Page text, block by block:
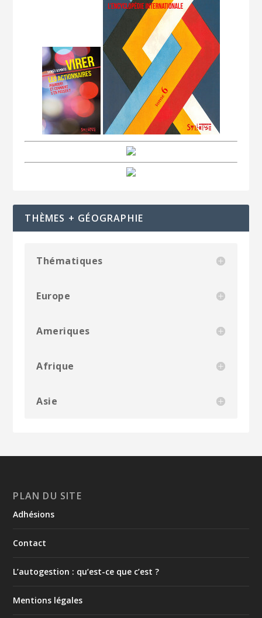
THÈMES + GÉOGRAPHIE
Thématiques
Europe
Ameriques
Afrique
Asie
PLAN DU SITE
Adhésions
Contact
L’autogestion : qu’est-ce que c’est ?
Mentions légales